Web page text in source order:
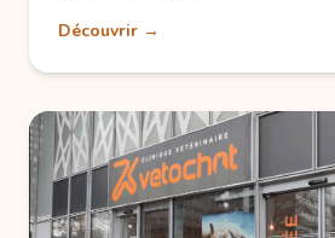
Découvrir →